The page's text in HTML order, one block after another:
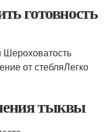
готовность
от стебляЛегко
тыквы